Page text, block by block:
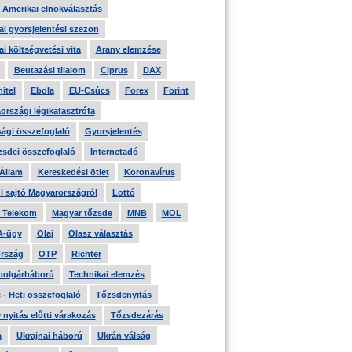
Amerikai elnökválasztás
gyorsjelentési szezon
költségvetési vita Arany elemzése
Beutazási tilalom Ciprus DAX
Ebola EU-Csúcs Forex Forint
légikatasztrófa
összefoglaló Gyorsjelentés
összefoglaló Internetadó
Kereskedési ötlet Koronavírus
sajtó Magyarországról Lottó
Telekom Magyar tőzsde MNB MOL
ügy Olaj Olasz választás
OTP Richter
Technikai elemzés
- Heti összefoglaló Tőzsdenyitás
nyitás előtti várakozás Tőzsdezárás
Ukrajnai háború Ukrán válság